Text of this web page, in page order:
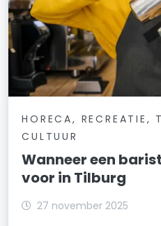
HORECA, RECREATIE,
CULTUUR
Wanneer een
voor in Tilburg
27 november 2025